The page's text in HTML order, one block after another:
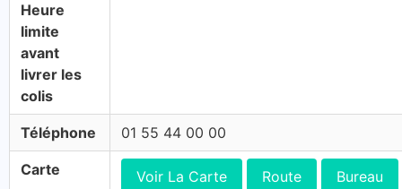
Heure
limite
avant
livrer les
colis
Téléphone 01 55 44 00 00
Carte Voir La Carte Route Bureau